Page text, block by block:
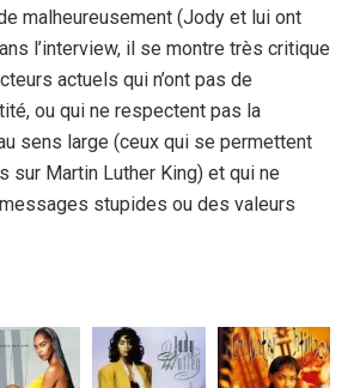
malheureusement (Jody et lui ont
l’interview, il se montre très critique
actuels qui n’ont pas de
ou qui ne respectent pas la
sens large (ceux qui se permettent
sur Martin Luther King) et qui ne
stupides ou des valeurs